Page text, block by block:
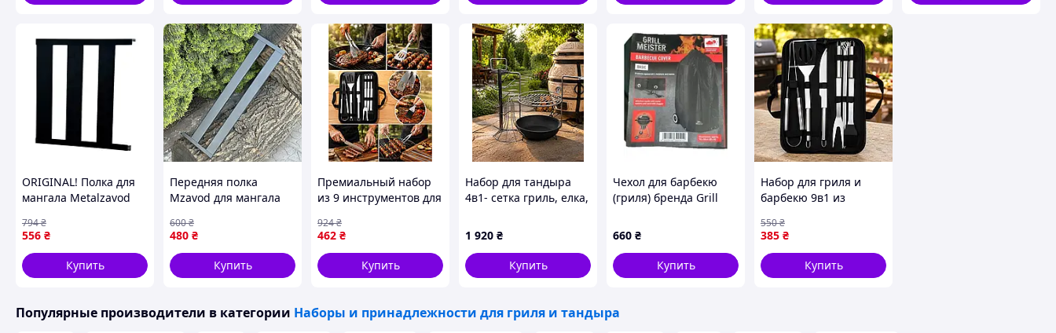
ORIGINAL! Полка для
мангала Metalzavod
шампуров, боковая,
металлическая (PLK-
MDR12) - Качество!
Гарантия!
556 ₴
794₴
Купить
Передняя полка
Mzavod для мангала
шампуров
металлическая
480 ₴
600₴
Купить
Премиальный набор
из 9 инструментов для
нержавеющей стали в
удобной сумке
462 ₴
924₴
Купить
Набор для тандыра
4в1- сетка гриль, елка,
жаровня (диаметр 22 -
40 см)
1 920 ₴
Купить
Чехол для барбекю
(гриля) бренда Grill
660 ₴
Купить
Набор для гриля и
барбекю 9в1 из
Черный / Комплект
инструментов для
шашлыка /
Инструменты для
385 ₴
550₴
Купить
Популярные производители в категории Наборы и принадлежности для гриля и тандыра